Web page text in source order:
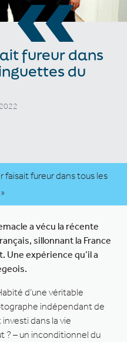
fureur dans
du
faisait fureur dans tous les
a vécu la récente
sillonnant la France
Une expérience qu’il a
d’une véritable
indépendant de
dans la vie
? – un inconditionnel du